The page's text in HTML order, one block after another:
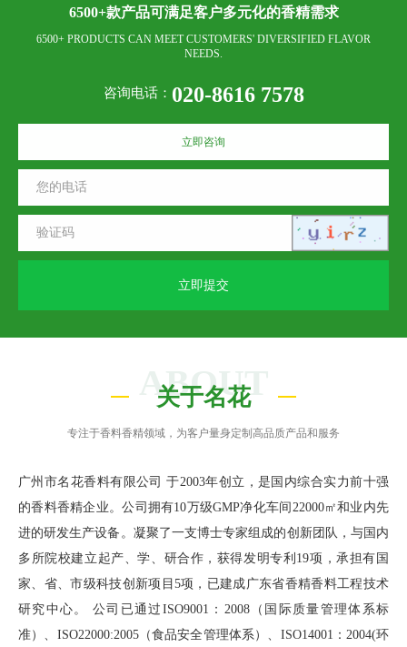
6500+款产品可满足客户多元化的香精需求
6500+ PRODUCTS CAN MEET CUSTOMERS' DIVERSIFIED FLAVOR
NEEDS.
咨询电话： 020-8616 7578
立即咨询
立即提交
ABOUT
关于名花
专注于香料香精领域，为客户量身定制高品质产品和服务
广州市名花香料有限公司 于2003年创立，是国内综合实力前十强
的香料香精企业。公司拥有10万级GMP净化车间22000㎡和业内先
进的研发生产设备。凝聚了一支博士专家组成的创新团队，与国内
多所院校建立起产、学、研合作，获得发明专利19项，承担有国
家、省、市级科技创新项目5项，已建成广东省香精香料工程技术
研究中心。 公司已通过ISO9001：2008（国际质量管理体系标
准）、ISO22000:2005（食品安全管理体系）、ISO14001：2004(环